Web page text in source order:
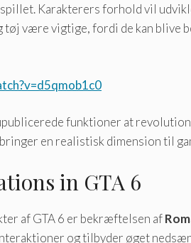
Karakterers forhold vil
være vigtige, fordi de kan blive
funktioner at
en realistisk dimension til
in GTA 6
af GTA 6 er bekræftelsen af
og tilbyder øget